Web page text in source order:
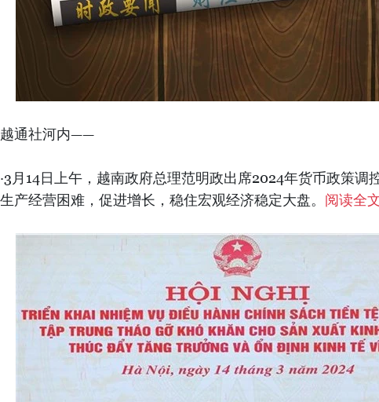
越通社河内——
·3月14日上午，越南政府总理范明政出席2024年货币政策调
生产经营困难，促进增长，稳住宏观经济稳定大盘。 阅读全